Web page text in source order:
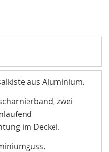
aus Aluminium.
zwei
im Deckel.